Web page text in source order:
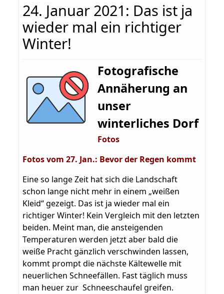
24. Januar 2021: Das ist ja
wieder mal ein richtiger
Winter!
Fotografische
Annäherung an
unser
winterliches Dorf
Fotos
Fotos vom 27. Jan.: Bevor der Regen kommt
Eine so lange Zeit hat sich die Landschaft
schon lange nicht mehr in einem „weißen
Kleid“ gezeigt. Das ist ja wieder mal ein
richtiger Winter! Kein Vergleich mit den letzten
beiden. Meint man, die ansteigenden
Temperaturen werden jetzt aber bald die
weiße Pracht gänzlich verschwinden lassen,
kommt prompt die nächste Kältewelle mit
neuerlichen Schneefällen. Fast täglich muss
man heuer zur Schneeschaufel greifen.